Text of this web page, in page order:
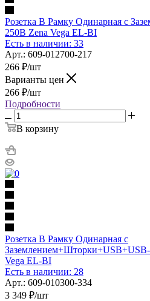
Розетка В Рамку Одинарная с
250В Zena Vega EL-BI
Есть в наличии: 33
Арт.: 609-012700-217
266 ₽/шт
Варианты цен
266 ₽/шт
Подробности
В корзину
Розетка В Рамку Одинарная с
Vega EL-BI
Есть в наличии: 28
Арт.: 609-010300-334
3 349 ₽/шт